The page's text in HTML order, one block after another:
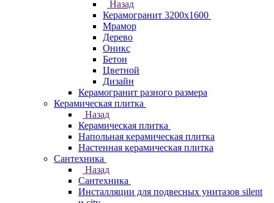
Назад
Керамогранит 3200х1600
Мрамор
Дерево
Оникс
Бетон
Цветной
Дизайн
Керамогранит разного размера
Керамическая плитка
Назад
Керамическая плитка
Напольная керамическая плитка
Настенная керамическая плитка
Сантехника
Назад
Сантехника
Инсталляции для подвесных унитазов silent